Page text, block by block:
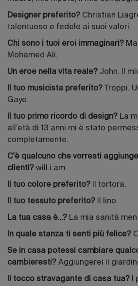
Designer preferito? Christian
talentuoso e fedele ai suoi valori.
Chi sono i tuoi eroi immaginari?
Mohamed Ali.
Un eroe nella vita reale? John. Il
Il tuo musicista preferito?
Troppi.
Gaye.
Il tuo primo ricordo di design? La
all’età di 13 anni mi è stato
completamente.
C'è qualcuno che vorresti
clienti? will.i.am
Il tuo colore preferito? Il tortora.
Il tuo tessuto preferito? Il lino.
La tua casa è...? La mia sanità
In quale stanza ti senti più felice?
Se in casa potessi cambiare
cambieresti? Aggiungerei il
Il tocco stravagante di casa tua?